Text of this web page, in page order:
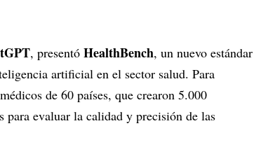
, presentó HealthBench, un nuevo estándar
artificial en el sector salud. Para
de 60 países, que crearon 5.000
para evaluar la calidad y precisión de las